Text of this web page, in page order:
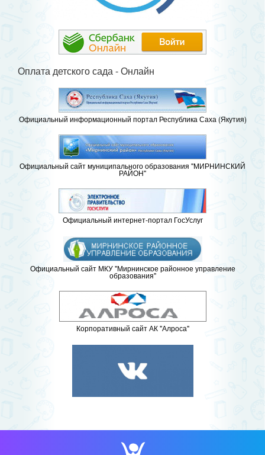
Оплата детского сада - Онлайн
Официальный информационный портал Республика Саха (Якутия)
Официальный сайт муниципального образования "МИРНИНСКИЙ
РАЙОН"
Официальный интернет-портал ГосУслуг
Официальный сайт МКУ "Мирнинское районное управление
образования"
Корпоративный сайт АК "Алроса"